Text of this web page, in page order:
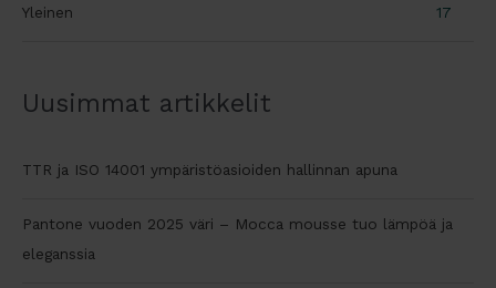
Yleinen 17
Uusimmat artikkelit
TTR ja ISO 14001 ympäristöasioiden hallinnan apuna
Pantone vuoden 2025 väri – Mocca mousse tuo lämpöä ja
eleganssia